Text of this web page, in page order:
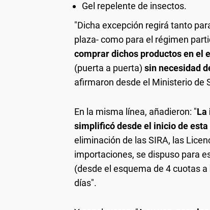
Gel repelente de insectos.
"Dicha excepción regirá tanto
plaza- como para el régimen
comprar dichos productos en el
(puerta a puerta) sin necesidad
afirmaron desde el Ministerio de
En la misma línea, añadieron: "La
simplificó desde el inicio de
eliminación de las SIRA, las
importaciones, se dispuso para
(desde el esquema de 4 cuotas
días".